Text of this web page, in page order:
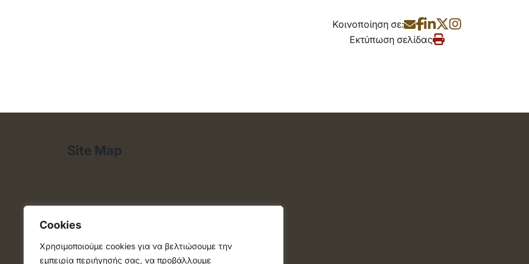
Cookies
Χρησιμοποιούμε cookies για να βελτιώσουμε την
εμπειρία περιήγησής σας, να προβάλλουμε
Κοινοποίηση σε:
Εκτύπωση σελίδας
Site Map
Δήμος
Pet Alert